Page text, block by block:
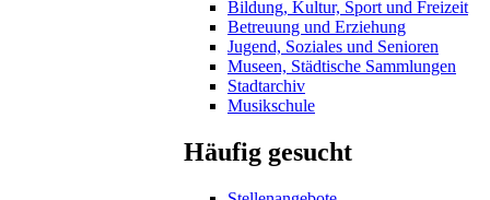
Bildung, Kultur, Sport und Freizeit
Betreuung und Erziehung
Jugend, Soziales und Senioren
Museen, Städtische Sammlungen
Stadtarchiv
Musikschule
Häufig gesucht